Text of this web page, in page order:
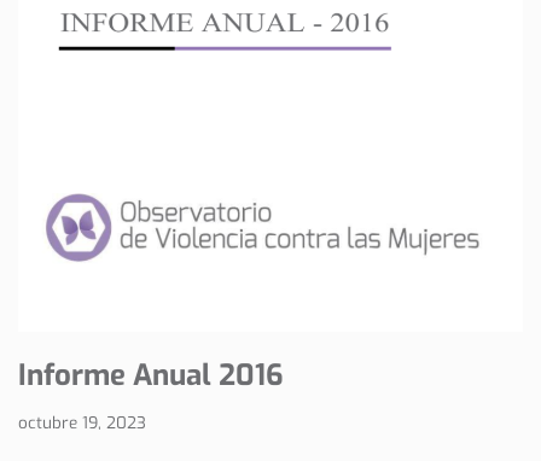
Informe Anual 2016
octubre 19, 2023